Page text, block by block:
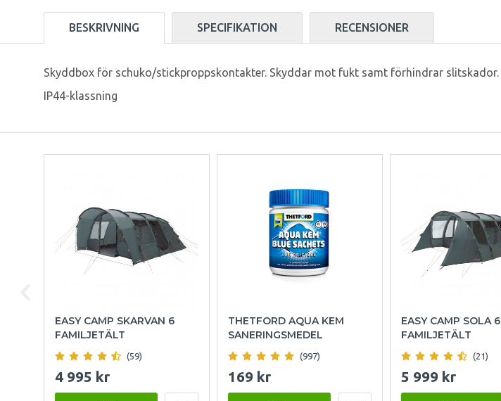
BESKRIVNING SPECIFIKATION RECENSIONER
Skyddbox för schuko/stickproppskontakter. Skyddar mot fukt samt förhindrar slitskador.
IP44-klassning
EASY CAMP SKARVAN 6
FAMILJETÄLT
(59)
4 995 kr
THETFORD AQUA KEM
SANERINGSMEDEL
(997)
169 kr
EASY CAMP SOLA 6
FAMILJETÄLT
(21)
5 999 kr